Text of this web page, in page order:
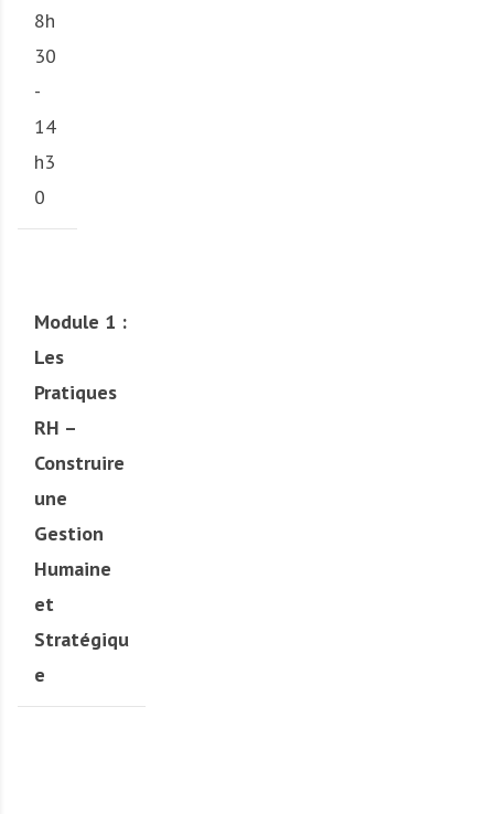
8h
30
-
14
h3
0
Module 1 :
Les
Pratiques
RH –
Construire
une
Gestion
Humaine
et
Stratégiqu
e